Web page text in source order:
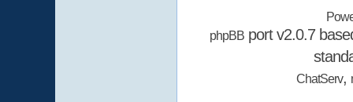
phpBBport v2.0.7
ChatServ,